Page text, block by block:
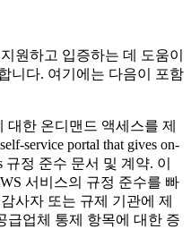
원하고 입증하는 데 도움이
니다. 여기에는 다음이 포함
대한 온디맨드 액세스를 제
service portal that gives on-
규정 준수 문서 및 계약. 이
서비스의 규정 준수를 빠
사자 또는 규제 기관에 제
급업체 통제 항목에 대한 증